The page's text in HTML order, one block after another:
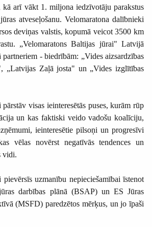
kā arī vākt 1. miljona iedzīvotāju parakstus
atveseļošanu. Velomaratona dalībnieki
deviņas valstis, kopumā veicot 3500 km
„Velomaratons Baltijas jūrai" Latvijā
partneriem - biedrībām: „Vides aizsardzības
„Latvijas Zaļā josta" un „Vides izglītības
pārstāv visas ieinteresētās puses, kurām rūp
un kas faktiski veido vadošu koalīciju,
ieinteresētie pilsoņi un progresīvi
vēlas novērst negatīvās tendences un
vidi.
uzmanību nepieciešamībai īstenot
darbības plānā (BSAP) un ES Jūras
(MSFD) paredzētos mērķus, un jo īpaši